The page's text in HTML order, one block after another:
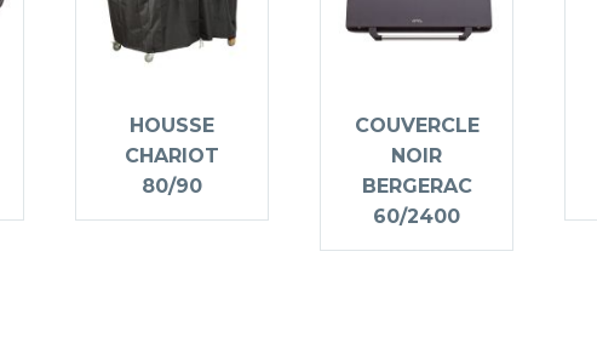
HOUSSE
CHARIOT
80/90
COUVERCLE
NOIR
BERGERAC
60/2400